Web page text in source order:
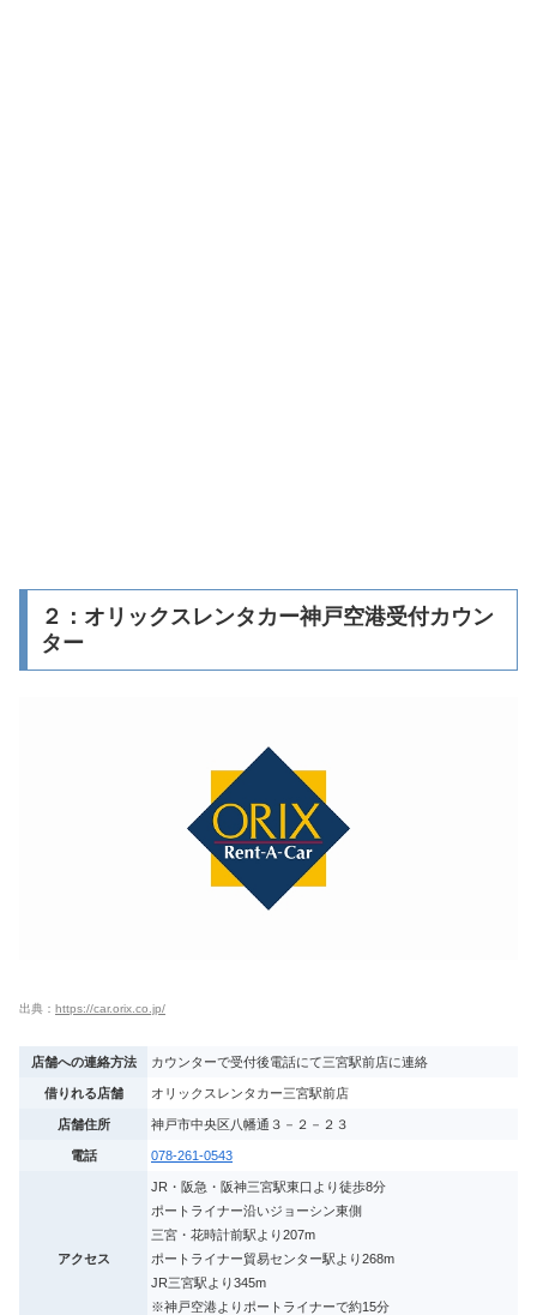
２：オリックスレンタカー神戸空港受付カウン
ター
出典： https://car.orix.co.jp/
店舗への連絡方法 カウンターで受付後電話にて三宮駅前店に連絡
借りれる店舗 オリックスレンタカー三宮駅前店
店舗住所 神戸市中央区八幡通３－２－２３
電話 078-261-0543
アクセス
JR・阪急・阪神三宮駅東口より徒歩8分
ポートライナー沿いジョーシン東側
三宮・花時計前駅より207m
ポートライナー貿易センター駅より268m
JR三宮駅より345m
※神戸空港よりポートライナーで約15分